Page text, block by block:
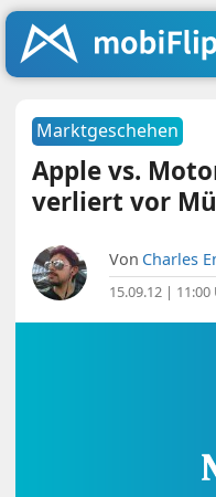
Marktgeschehen
Apple vs.
verliert vor
Von Charles
15.09.12 | 11:00